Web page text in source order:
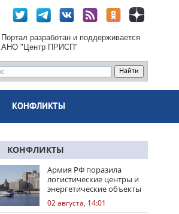
Портал разработан и поддерживается
АНО "Центр ПРИСП"
КОНФЛИКТЫ
КОНФЛИКТЫ
Армия РФ поразила
логистические центры и
энергетические объекты
Украины
02 августа, 14:01